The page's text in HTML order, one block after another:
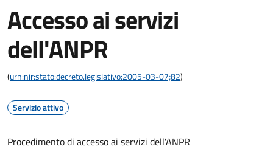
Accesso ai servizi
dell'ANPR
(urn:nir:stato:decreto.legislativo:2005-03-07;82)
Servizio attivo
Procedimento di accesso ai servizi dell'ANPR